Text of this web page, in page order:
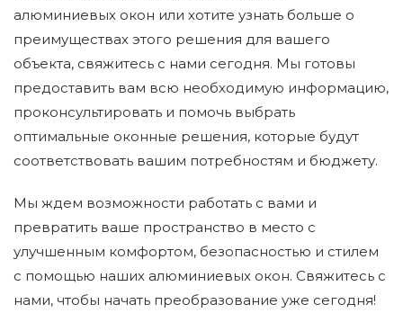
алюминиевых окон или хотите узнать больше о
преимуществах этого решения для вашего
объекта, свяжитесь с нами сегодня. Мы готовы
предоставить вам всю необходимую информацию,
проконсультировать и помочь выбрать
оптимальные оконные решения, которые будут
соответствовать вашим потребностям и бюджету.
Мы ждем возможности работать с вами и
превратить ваше пространство в место с
улучшенным комфортом, безопасностью и стилем
с помощью наших алюминиевых окон. Свяжитесь с
нами, чтобы начать преобразование уже сегодня!